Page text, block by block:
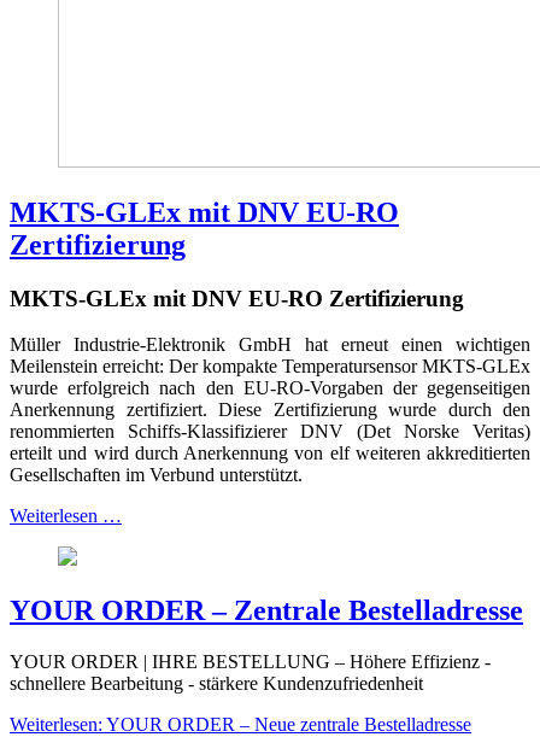
MKTS-GLEx mit DNV EU-RO
Zertifizierung
MKTS-GLEx mit DNV EU-RO Zertifizierung
Müller Industrie-Elektronik GmbH hat erneut einen wichtigen
Meilenstein erreicht: Der kompakte Temperatursensor MKTS-GLEx
wurde erfolgreich nach den EU-RO-Vorgaben der gegenseitigen
Anerkennung zertifiziert. Diese Zertifizierung wurde durch den
renommierten Schiffs-Klassifizierer DNV (Det Norske Veritas)
erteilt und wird durch Anerkennung von elf weiteren akkreditierten
Gesellschaften im Verbund unterstützt.
Weiterlesen …
YOUR ORDER – Zentrale Bestelladresse
YOUR ORDER | IHRE BESTELLUNG – Höhere Effizienz -
schnellere Bearbeitung - stärkere Kundenzufriedenheit
Weiterlesen: YOUR ORDER – Neue zentrale Bestelladresse